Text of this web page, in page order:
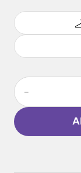
－